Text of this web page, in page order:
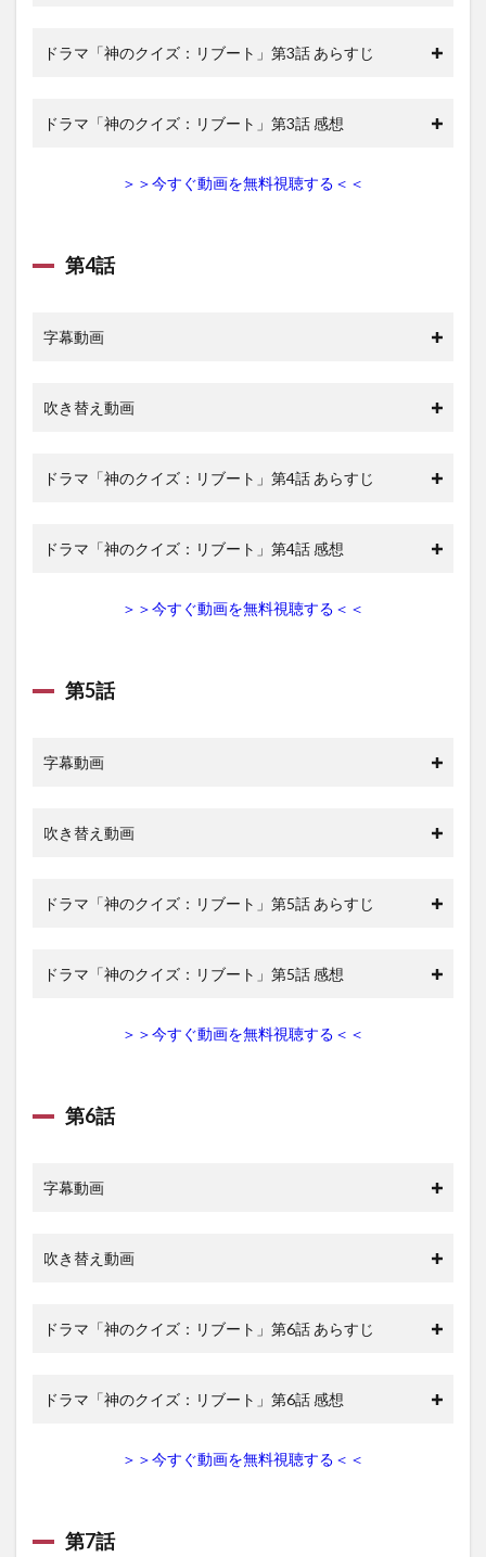
ドラマ「神のクイズ：リブート」第3話 あらすじ
ドラマ「神のクイズ：リブート」第3話 感想
＞＞今すぐ動画を無料視聴する＜＜
第4話
字幕動画
吹き替え動画
ドラマ「神のクイズ：リブート」第4話 あらすじ
ドラマ「神のクイズ：リブート」第4話 感想
＞＞今すぐ動画を無料視聴する＜＜
第5話
字幕動画
吹き替え動画
ドラマ「神のクイズ：リブート」第5話 あらすじ
ドラマ「神のクイズ：リブート」第5話 感想
＞＞今すぐ動画を無料視聴する＜＜
第6話
字幕動画
吹き替え動画
ドラマ「神のクイズ：リブート」第6話 あらすじ
ドラマ「神のクイズ：リブート」第6話 感想
＞＞今すぐ動画を無料視聴する＜＜
第7話